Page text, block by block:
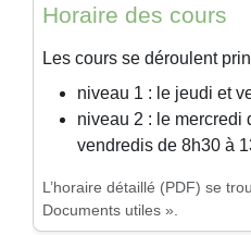
Horaire des cours
Les cours se déroulent
niveau 1 : le jeudi et
niveau 2 : le mercredi
vendredis de 8h30 à
L’horaire détaillé (PDF) se
Documents utiles ».